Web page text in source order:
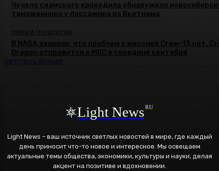
Чучело сиамского крокодила обнаружили
таможенники у пассажира из Вьетнама
НАУКА И ТЕХНОЛОГИИ
В NASA заявили, что проблем с миссией Crew-13 нет.
Dragon отправится к МКС в середине сентября
Загрузить больше
Light NewsRU
Light News – ваш источник светлых новостей в мире, где каждый
день приносит что-то новое и интересное. Мы освещаем
актуальные темы общества, экономики, культуры и науки, делая
акцент на позитиве и вдохновении.